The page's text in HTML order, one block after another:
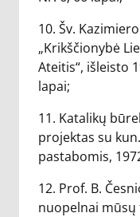
10. Šv.
„Krikščionybė
Ateitis“, išleisto
lapai;
11. Katalikų
projektas su
pastabomis,
12. Prof. B.
nuopelnai mūsų